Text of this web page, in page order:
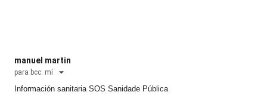
manuel martin
para bcc: mí
Información sanitaria SOS Sanidade Pública